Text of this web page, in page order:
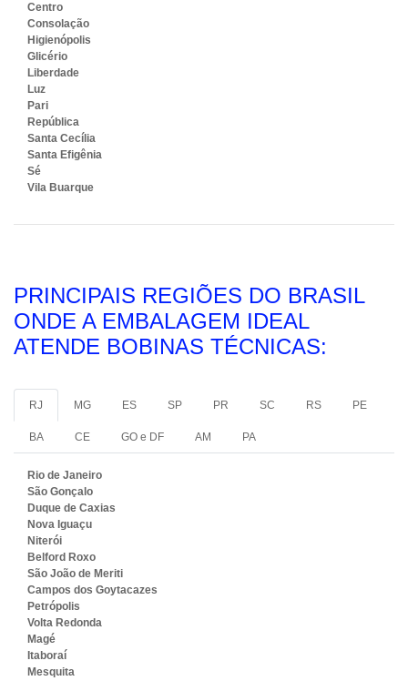
Centro
Consolação
Higienópolis
Glicério
Liberdade
Luz
Pari
República
Santa Cecília
Santa Efigênia
Sé
Vila Buarque
PRINCIPAIS REGIÕES DO BRASIL
ONDE A EMBALAGEM IDEAL
ATENDE BOBINAS TÉCNICAS:
RJ MG ES SP PR SC RS PE
BA CE GO e DF AM PA
Rio de Janeiro
São Gonçalo
Duque de Caxias
Nova Iguaçu
Niterói
Belford Roxo
São João de Meriti
Campos dos Goytacazes
Petrópolis
Volta Redonda
Magé
Itaboraí
Mesquita